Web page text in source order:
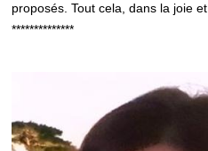
proposés. Tout cela, dans la joie
**************